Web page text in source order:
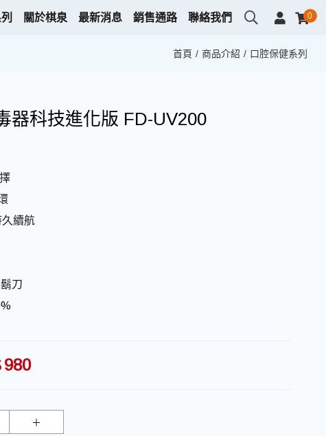
關於棋泉 最新消息 銷售通路 聯絡我們 0
首頁 商品介紹 口腔保健系列
器科技進化版 FD-UV200
續航
刀
980